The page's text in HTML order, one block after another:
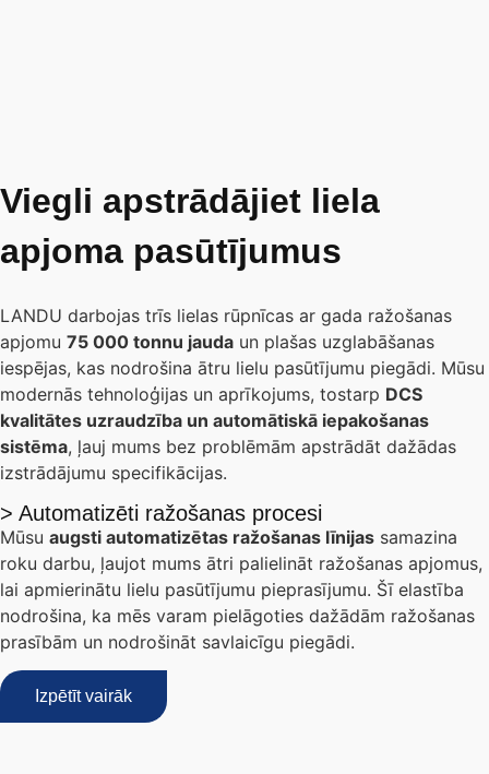
Viegli apstrādājiet liela
apjoma pasūtījumus
LANDU darbojas trīs lielas rūpnīcas ar gada ražošanas
apjomu 75 000 tonnu jauda un plašas uzglabāšanas
iespējas, kas nodrošina ātru lielu pasūtījumu piegādi. Mūsu
modernās tehnoloģijas un aprīkojums, tostarp DCS
kvalitātes uzraudzība un automātiskā iepakošanas
sistēma, ļauj mums bez problēmām apstrādāt dažādas
izstrādājumu specifikācijas.
> Automatizēti ražošanas procesi
Mūsu augsti automatizētas ražošanas līnijas samazina
roku darbu, ļaujot mums ātri palielināt ražošanas apjomus,
lai apmierinātu lielu pasūtījumu pieprasījumu. Šī elastība
nodrošina, ka mēs varam pielāgoties dažādām ražošanas
prasībām un nodrošināt savlaicīgu piegādi.
Izpētīt vairāk